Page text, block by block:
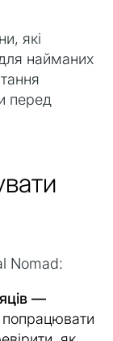
які
найманих
перед
Nomad:
—
попрацювати